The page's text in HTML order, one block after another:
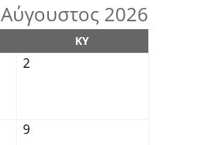
Αύγουστος 2026
ΚΥ
2
9